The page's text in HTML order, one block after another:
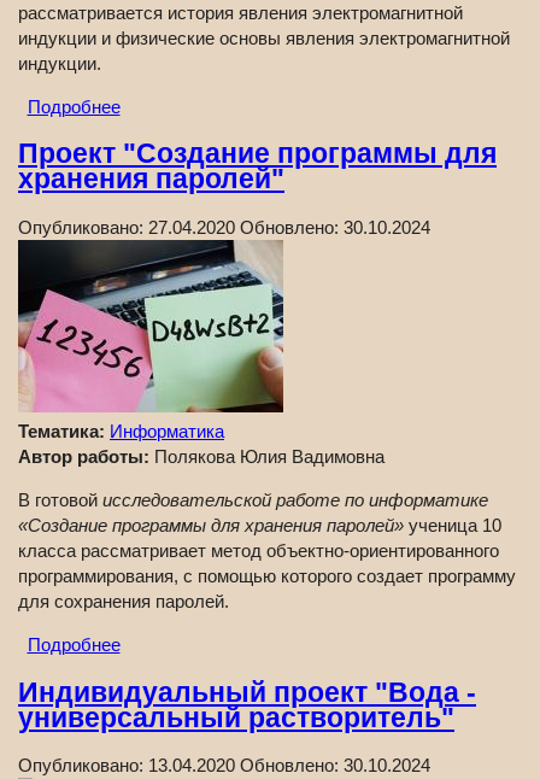
рассматривается история явления электромагнитной
индукции и физические основы явления электромагнитной
индукции.
Подробнее
Проект "Создание программы для
хранения паролей"
Опубликовано: 27.04.2020 Обновлено: 30.10.2024
Тематика: Информатика
Автор работы: Полякова Юлия Вадимовна
В готовой исследовательской работе по информатике
«Создание программы для хранения паролей» ученица 10
класса рассматривает метод объектно-ориентированного
программирования, с помощью которого создает программу
для сохранения паролей.
Подробнее
Индивидуальный проект "Вода -
универсальный растворитель"
Опубликовано: 13.04.2020 Обновлено: 30.10.2024